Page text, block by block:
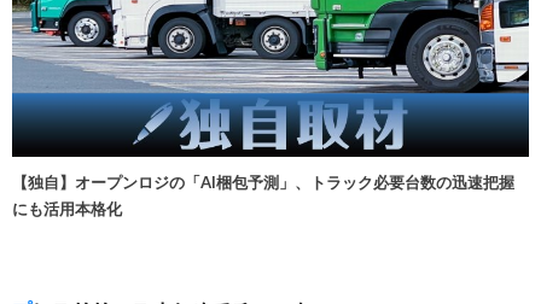
【独自】オープンロジの「AI梱包予測」、トラック必要台数の迅速把握
にも活用本格化